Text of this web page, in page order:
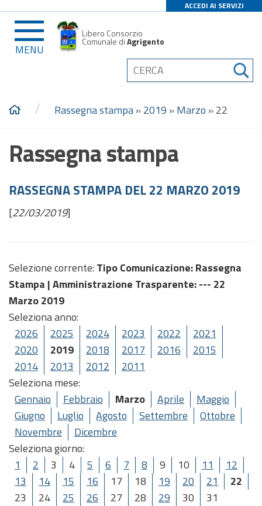
ACCEDI AI SERVIZI
MENU
Libero Consorzio
Comunale diAgrigento
/ Rassegna stampa»2019 »Marzo »22
Rassegna stampa
RASSEGNA STAMPA DEL 22 MARZO 2019
[22/03/2019]
Selezione corrente: Tipo Comunicazione: Rassegna
Stampa |Amministrazione Trasparente: --- 22
Marzo 2019
Seleziona anno:
2026
2025 2024 2023 2022
2021
2020
2019 2018 2017 2016
2015
2014
2013 2012
2011
Seleziona mese:
Gennaio
Febbraio Marzo Aprile
Maggio
Giugno
Luglio Agosto Settembre
Ottobre
Novembre
Dicembre
Seleziona giorno:
1
2 3 4 5 6 7 8 9 10 11
12
13
14 15 16 17 18 19 20 21
22
23
24 25 26 27 28 29 30 31